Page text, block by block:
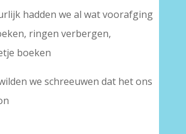
hadden we al wat voorafging
ringen verbergen,
boeken
we schreeuwen dat het ons